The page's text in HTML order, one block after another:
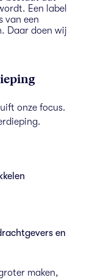
Een label
van een
Daar doen wij
onze focus.
en
maken,